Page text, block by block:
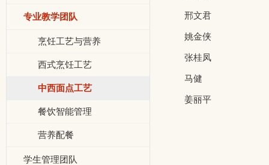
专业教学团队
烹饪工艺与营养
西式烹饪工艺
中西面点工艺
餐饮智能管理
营养配餐
学生管理团队
邢文君
姚金侠
张桂凤
马健
姜丽平